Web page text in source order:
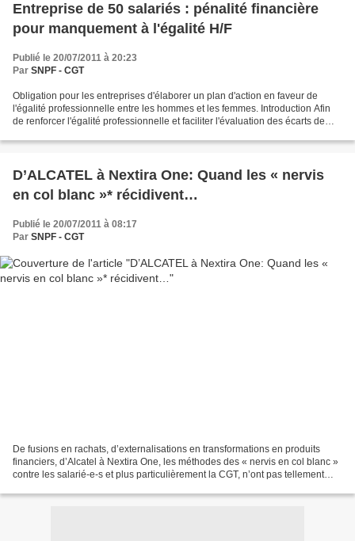
Entreprise de 50 salariés : pénalité financière
pour manquement à l'égalité H/F
Publié le 20/07/2011 à 20:23
Par SNPF - CGT
Obligation pour les entreprises d'élaborer un plan d'action en faveur de
l'égalité professionnelle entre les hommes et les femmes. Introduction Afin
de renforcer l'égalité professionnelle et faciliter l'évaluation des écarts de
D’ALCATEL à Nextira One: Quand les « nervis
en col blanc »* récidivent…
Publié le 20/07/2011 à 08:17
Par SNPF - CGT
De fusions en rachats, d’externalisations en transformations en produits
financiers, d’Alcatel à Nextira One, les méthodes des « nervis en col blanc »
contre les salarié-e-s et plus particulièrement la CGT, n’ont pas tellement